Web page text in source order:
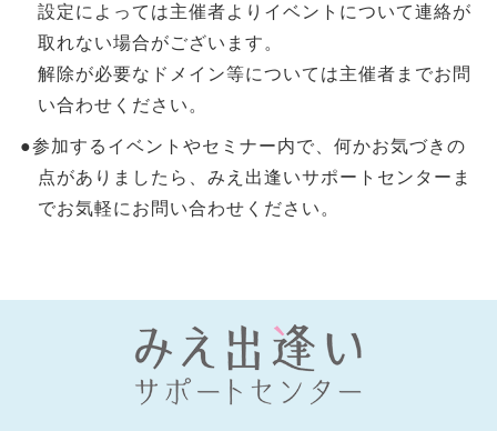
設定によっては主催者よりイベントについて連絡が
取れない場合がございます。
解除が必要なドメイン等については主催者までお問
い合わせください。
●参加するイベントやセミナー内で、何かお気づきの
点がありましたら、みえ出逢いサポートセンターま
でお気軽にお問い合わせください。